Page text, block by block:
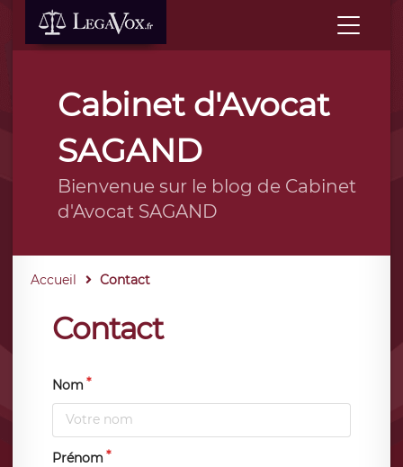
Cabinet d'Avocat
SAGAND
Bienvenue sur le blog de Cabinet
d'Avocat SAGAND
Accueil Contact
Contact
Nom
Prénom